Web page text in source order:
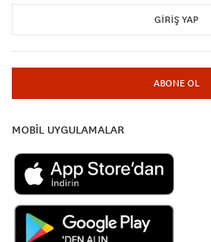
GIRIŞ YAP
ABONE OL
MOBİL UYGULAMALAR